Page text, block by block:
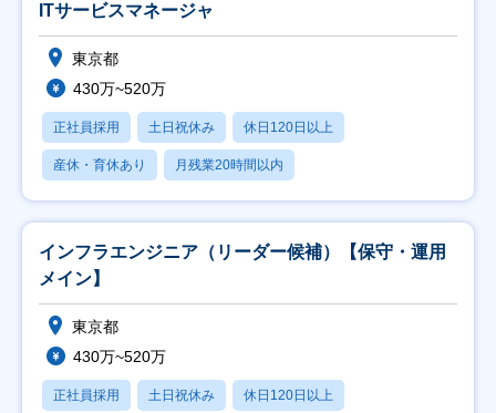
ITサービスマネージャ
東京都
430万~520万
正社員採用 土日祝休み 休日120日以上
産休・育休あり 月残業20時間以内
インフラエンジニア（リーダー候補）【保守・運用
メイン】
東京都
430万~520万
正社員採用 土日祝休み 休日120日以上